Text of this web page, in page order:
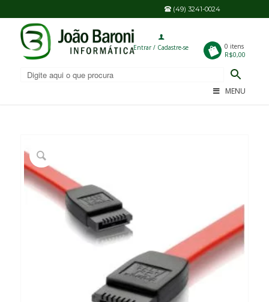
(49) 3241-0024
Entrar / Cadastre-se
0 itens
R$0,00
MENU